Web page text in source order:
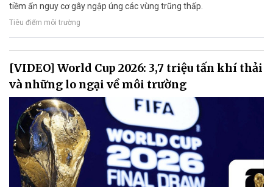
tiềm ẩn nguy cơ gây ngập úng các vùng trũng thấp.
Tiêu điểm môi trường
[VIDEO] World Cup 2026: 3,7 triệu tấn khí thải
và những lo ngại về môi trường